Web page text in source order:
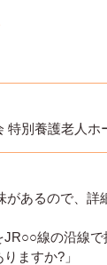
特別養護老人ホ
があるので、詳
JR○○線の沿線
ますか?」